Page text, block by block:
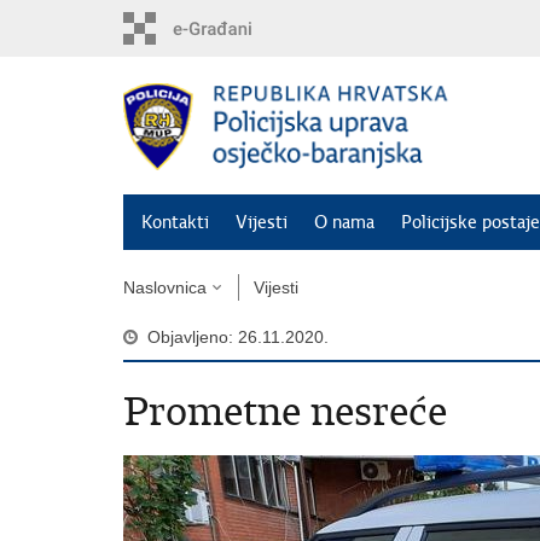
Kontakti Vijesti O nama Policijske postaje
Naslovnica Vijesti
Objavljeno: 26.11.2020.
Prometne nesreće